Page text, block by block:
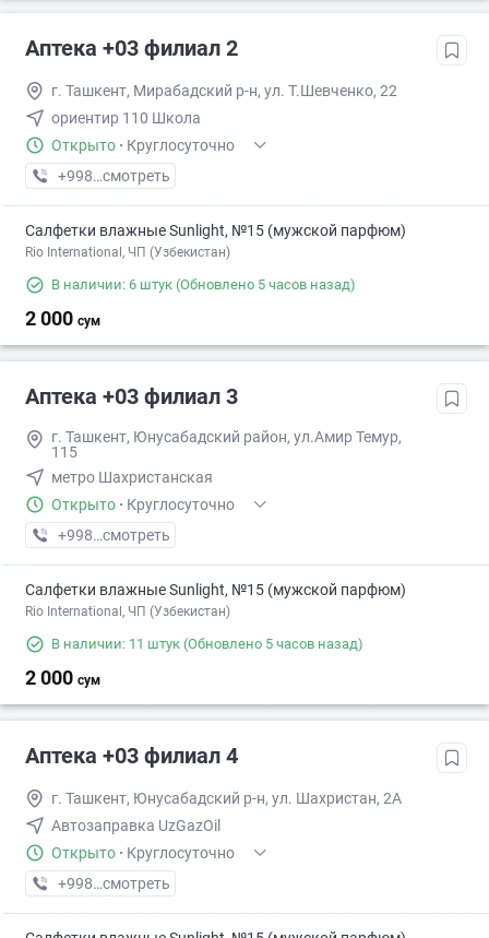
Аптека +03 филиал 2
г. Ташкент, Мирабадский р-н, ул. Т.Шевченко, 22
ориентир 110 Школа
Открыто · Круглосуточно
+998 (95) XXX-XX-XX
смотреть
Салфетки влажные Sunlight, №15 (мужской парфюм)
Rio International, ЧП (Узбекистан)
В наличии: 6 штук (Обновлено 5 часов назад)
2 000 сум
Аптека +03 филиал 3
г. Ташкент, Юнусабадский район, ул.Амир Темур,
115
метро Шахристанская
Открыто · Круглосуточно
+998 (95) XXX-XX-XX
смотреть
Салфетки влажные Sunlight, №15 (мужской парфюм)
Rio International, ЧП (Узбекистан)
В наличии: 11 штук (Обновлено 5 часов назад)
2 000 сум
Аптека +03 филиал 4
г. Ташкент, Юнусабадский р-н, ул. Шахристан, 2А
Автозаправка UzGazOil
Открыто · Круглосуточно
+998 (95) XXX-XX-XX
смотреть